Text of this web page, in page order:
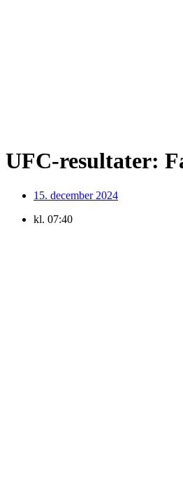
UFC-resultater:
15. december 2024
kl. 07:40